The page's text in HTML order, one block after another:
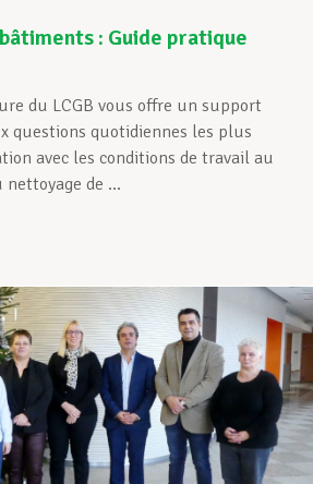
: Guide pratique
du LCGB vous offre un support
questions quotidiennes les plus
avec les conditions de travail au
de ...